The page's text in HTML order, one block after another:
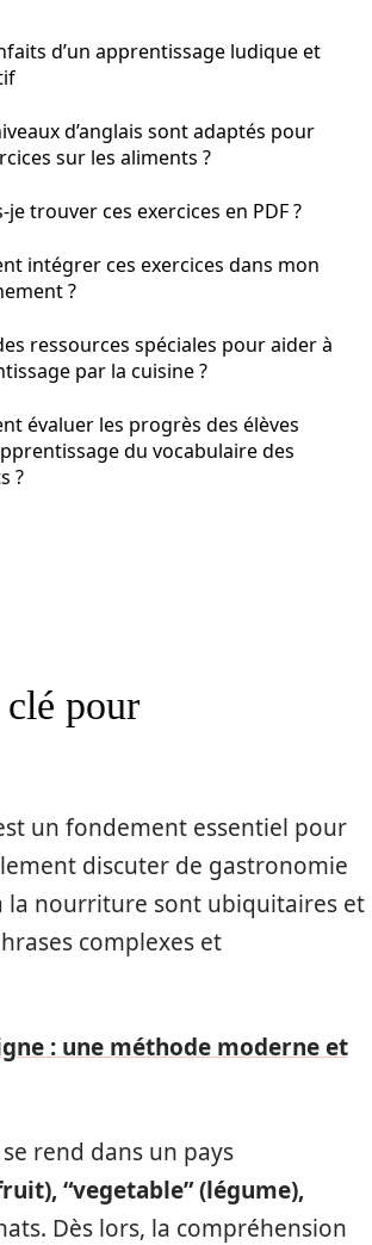
d’un apprentissage ludique et
d’anglais sont adaptés pour
sur les aliments ?
je trouver ces exercices en PDF ?
intégrer ces exercices dans mon
?
ressources spéciales pour aider à
par la cuisine ?
évaluer les progrès des élèves
du vocabulaire des
?
pour
un fondement essentiel pour
discuter de gastronomie
la nourriture sont ubiquitaires et
complexes et
: une méthode moderne et
rend dans un pays
“vegetable” (légume),
Dès lors, la compréhension